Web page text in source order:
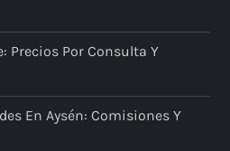
Precios Por Consulta Y
En Aysén: Comisiones Y